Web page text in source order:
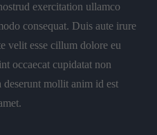
exercitation ullamco
consequat. Duis aute irure
velit esse cillum dolore eu
occaecat cupidatat non
mollit anim id est